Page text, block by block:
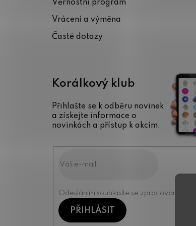
Věrnostní program
Vrácení a výměna
Časté dotazy
Korálkový klub
Přihlašte se k odběru novinek
a získejte informace o
novinkách a přístup k akcím.
Odesláním souhlasíte se zpracováním
PŘIHLÁSIT